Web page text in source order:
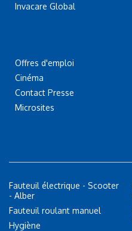
Invacare Global
Offres d'emploi
Cinéma
Contact Presse
Microsites
Fauteuil électrique - Scooter
- Alber
Fauteuil roulant manuel
Hygiène